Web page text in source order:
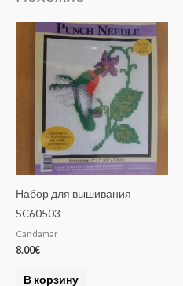
Набор для вышивания
SC60503
Candamar
8.00€
В корзину